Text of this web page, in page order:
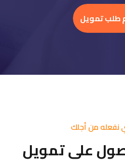
طلب تمويل
نفعله من أجلك
على تمويل